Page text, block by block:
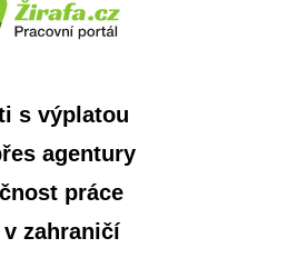
s výplatou
agentury
práce
v zahraničí